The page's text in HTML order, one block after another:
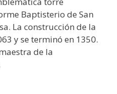
Baptisterio de San
La construcción de la
y se terminó en 1350.
de la